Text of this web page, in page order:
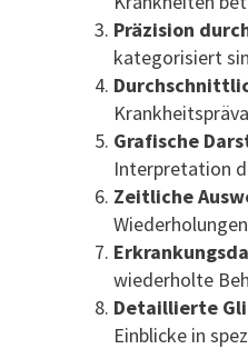
Präzision
kategorisiert
Grafische
Interpretation
Zeitliche
wiederholte
Detaillierte
Einblicke in